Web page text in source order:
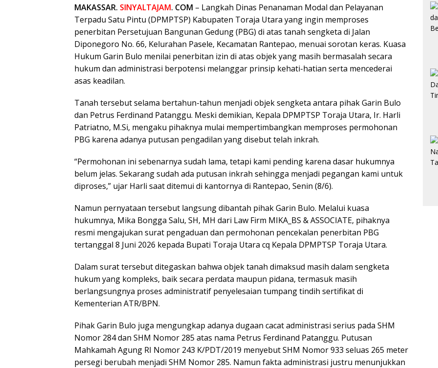
MAKASSAR. SINYALTAJAM. COM – Langkah Dinas Penanaman Modal dan Pelayanan
Terpadu Satu Pintu (DPMPTSP) Kabupaten Toraja Utara yang ingin memproses
penerbitan Persetujuan Bangunan Gedung (PBG) di atas tanah sengketa di Jalan
Diponegoro No. 66, Kelurahan Pasele, Kecamatan Rantepao, menuai sorotan keras. Kuasa
Hukum Garin Bulo menilai penerbitan izin di atas objek yang masih bermasalah secara
hukum dan administrasi berpotensi melanggar prinsip kehati-hatian serta mencederai
asas keadilan.
Tanah tersebut selama bertahun-tahun menjadi objek sengketa antara pihak Garin Bulo
dan Petrus Ferdinand Patanggu. Meski demikian, Kepala DPMPTSP Toraja Utara, Ir. Harli
Patriatno, M.Si, mengaku pihaknya mulai mempertimbangkan memproses permohonan
PBG karena adanya putusan pengadilan yang disebut telah inkrah.
“Permohonan ini sebenarnya sudah lama, tetapi kami pending karena dasar hukumnya
belum jelas. Sekarang sudah ada putusan inkrah sehingga menjadi pegangan kami untuk
diproses,” ujar Harli saat ditemui di kantornya di Rantepao, Senin (8/6).
Namun pernyataan tersebut langsung dibantah pihak Garin Bulo. Melalui kuasa
hukumnya, Mika Bongga Salu, SH, MH dari Law Firm MIKA_BS & ASSOCIATE, pihaknya
resmi mengajukan surat pengaduan dan permohonan pencekalan penerbitan PBG
tertanggal 8 Juni 2026 kepada Bupati Toraja Utara cq Kepala DPMPTSP Toraja Utara.
Dalam surat tersebut ditegaskan bahwa objek tanah dimaksud masih dalam sengketa
hukum yang kompleks, baik secara perdata maupun pidana, termasuk masih
berlangsungnya proses administratif penyelesaian tumpang tindih sertifikat di
Kementerian ATR/BPN.
Pihak Garin Bulo juga mengungkap adanya dugaan cacat administrasi serius pada SHM
Nomor 284 dan SHM Nomor 285 atas nama Petrus Ferdinand Patanggu. Putusan
Mahkamah Agung RI Nomor 243 K/PDT/2019 menyebut SHM Nomor 933 seluas 265 meter
persegi berubah menjadi SHM Nomor 285. Namun fakta administrasi justru menunjukkan